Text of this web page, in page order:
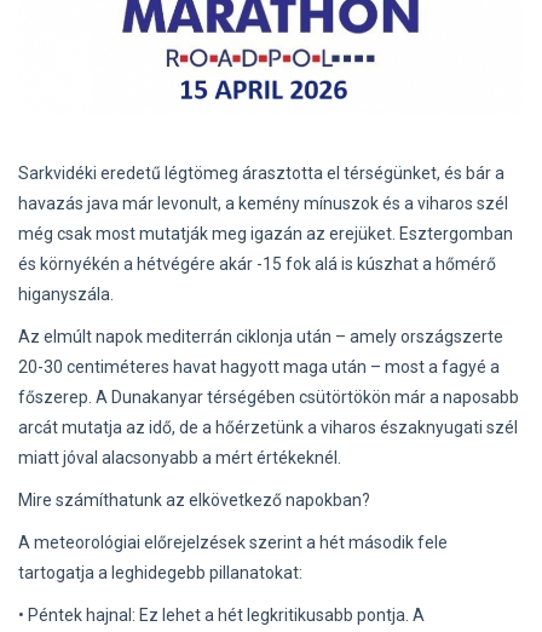
Sarkvidéki eredetű légtömeg árasztotta el térségünket, és bár a
havazás java már levonult, a kemény mínuszok és a viharos szél
még csak most mutatják meg igazán az erejüket. Esztergomban
és környékén a hétvégére akár -15 fok alá is kúszhat a hőmérő
higanyszála.
Az elmúlt napok mediterrán ciklonja után – amely országszerte
20-30 centiméteres havat hagyott maga után – most a fagyé a
főszerep. A Dunakanyar térségében csütörtökön már a naposabb
arcát mutatja az idő, de a hőérzetünk a viharos északnyugati szél
miatt jóval alacsonyabb a mért értékeknél.
Mire számíthatunk az elkövetkező napokban?
A meteorológiai előrejelzések szerint a hét második fele
tartogatja a leghidegebb pillanatokat:
• Péntek hajnal: Ez lehet a hét legkritikusabb pontja. A